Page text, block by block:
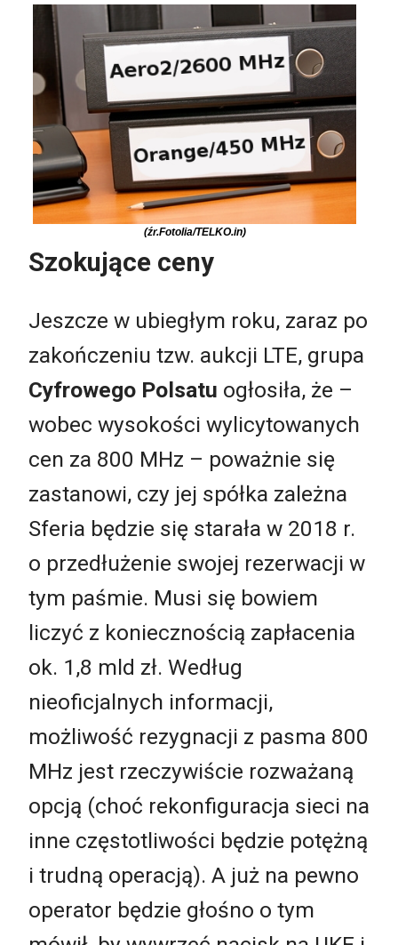
(źr.Fotolia/TELKO.in)
Szokujące ceny
Jeszcze w ubiegłym roku, zaraz po
zakończeniu tzw. aukcji LTE, grupa
Cyfrowego Polsatu ogłosiła, że –
wobec wysokości wylicytowanych
cen za 800 MHz – poważnie się
zastanowi, czy jej spółka zależna
Sferia będzie się starała w 2018 r.
o przedłużenie swojej rezerwacji w
tym paśmie. Musi się bowiem
liczyć z koniecznością zapłacenia
ok. 1,8 mld zł. Według
nieoficjalnych informacji,
możliwość rezygnacji z pasma 800
MHz jest rzeczywiście rozważaną
opcją (choć rekonfiguracja sieci na
inne częstotliwości będzie potężną
i trudną operacją). A już na pewno
operator będzie głośno o tym